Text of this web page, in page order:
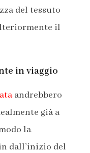
del tessuto
il
in viaggio
andrebbero
già a
la
dall’inizio del